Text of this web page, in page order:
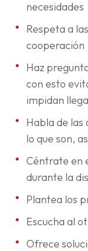
necesidades
Respeta a
cooperación
Haz
con esto
impidan
Habla de las
lo que son,
Céntrate en
durante la
Plantea los
Escucha al
Ofrece